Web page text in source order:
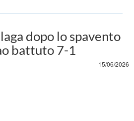
dopo lo spavento
battuto 7-1
15/06/2026